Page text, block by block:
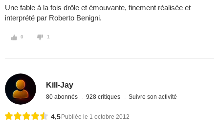
Une fable à la fois drôle et émouvante, finement réalisée et
interprété par Roberto Benigni.
0 1
Kill-Jay
80 abonnés 928 critiques Suivre son activité
4,5 Publiée le 1 octobre 2012